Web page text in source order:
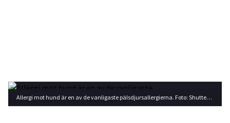
Allergi mot hund är en av de vanligaste pälsdjursallergierna. Foto: Shutterstock